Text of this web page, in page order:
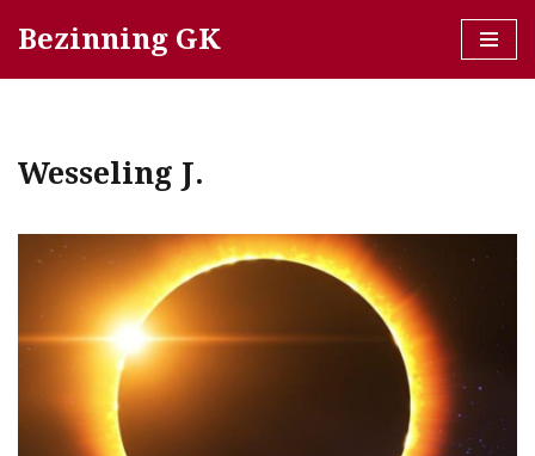
Bezinning GK
Wesseling J.